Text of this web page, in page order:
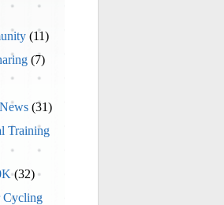
(11)
(7)
(31)
Training
(32)
Cycling